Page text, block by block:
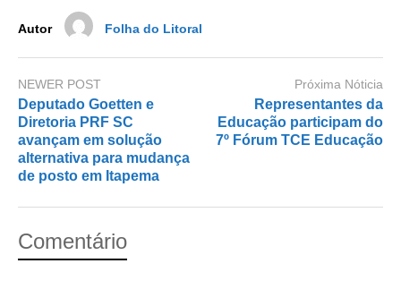
Autor Folha do Litoral
NEWER POST
Deputado Goetten e
Diretoria PRF SC
avançam em solução
alternativa para mudança
de posto em Itapema
Próxima Nóticia
Representantes da
Educação participam do
7º Fórum TCE Educação
Comentário